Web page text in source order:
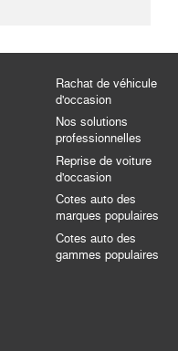
Rachat de véhicule
d'occasion
Nos solutions
professionnelles
Reprise de voiture
d'occasion
Cotes auto des
marques populaires
Cotes auto des
gammes populaires